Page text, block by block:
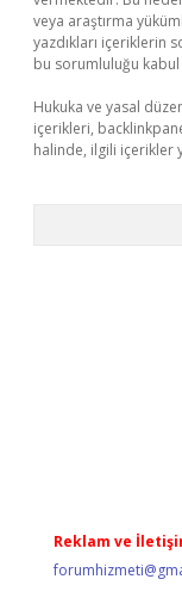
veya araştırma
yazdıkları içeriklerin
bu sorumluluğu kabul
Hukuka ve yasal
içerikleri,
halinde, ilgili içerikler
Reklam ve